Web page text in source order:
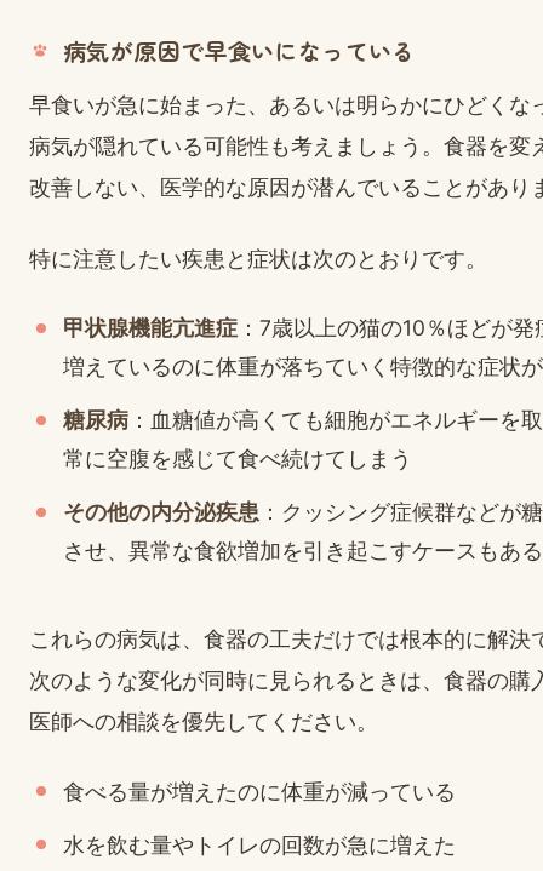
病気が原因で早食いになっている
早食いが急に始まった、あるいは明らかにひどくな
病気が隠れている可能性も考えましょう。食器を変
改善しない、医学的な原因が潜んでいることがあり
特に注意したい疾患と症状は次のとおりです。
甲状腺機能亢進症 ：7歳以上の猫の10％ほどが
増えているのに体重が落ちていく特徴的な症状
糖尿病 ：血糖値が高くても細胞がエネルギーを
常に空腹を感じて食べ続けてしまう
その他の内分泌疾患 ：クッシング症候群などが
させ、異常な食欲増加を引き起こすケースもある
これらの病気は、食器の工夫だけでは根本的に解決
次のような変化が同時に見られるときは、食器の購
医師への相談を優先してください。
食べる量が増えたのに体重が減っている
水を飲む量やトイレの回数が急に増えた